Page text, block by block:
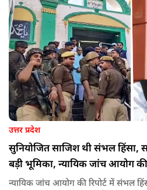
लिए हमने 407 करोड़ रुपये का प्रावधान
इसके लिए समाजवादी पार्टी ने सदन की
लगातार व्यवधान पैदा करने का प्रयास किया.
उत्तर प्रदेश
सुनियोजित साजिश थी संभल हिंसा,
बड़ी भूमिका, न्यायिक जांच आयोग की
न्यायिक जांच आयोग की रिपोर्ट में संभल